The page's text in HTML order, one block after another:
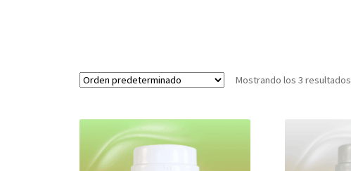
Mostrando los 3 resultados